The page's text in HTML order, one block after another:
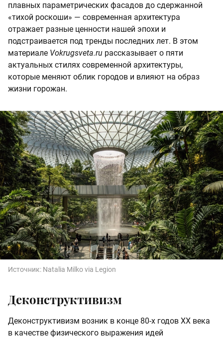
плавных параметрических фасадов до сдержанной
«тихой роскоши» — современная архитектура
отражает разные ценности нашей эпохи и
подстраивается под тренды последних лет. В этом
материале Vokrugsveta.ru рассказывает о пяти
актуальных стилях современной архитектуры,
которые меняют облик городов и влияют на образ
жизни горожан.
Источник: Natalia Milko via Legion
Деконструктивизм
Деконструктивизм возник в конце 80-х годов XX века
в качестве физического выражения идей